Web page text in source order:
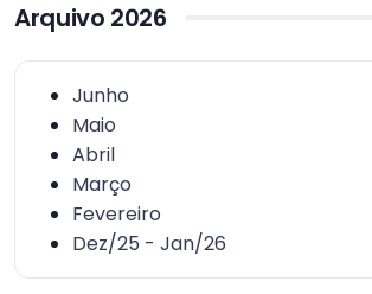
Arquivo 2026
Junho
Maio
Abril
Março
Fevereiro
Dez/25 - Jan/26